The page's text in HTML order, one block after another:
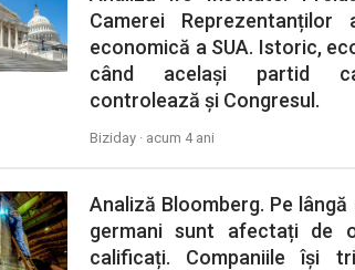
Camerei
economică a SUA. Istoric,
când același partid
controlează și Congresul.
Biziday · acum 4 ani
Analiză Bloomberg. Pe
germani sunt afectați de
calificați. Companiile își